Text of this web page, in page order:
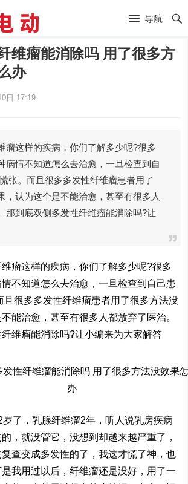
导航
维瘤能消除吗 用了很多方
办
日 17:19
瘤这样的疾病，你们了解多少呢?很多
病情不知道怎么去治愈，一旦检查到自
张。而且很多多发性纤维瘤患者用了
，认为这个是不能治愈，甚至有很多人
那到底双侧多发性纤维瘤能消除吗?让
瘤这样的疾病，你们了解多少呢?很多
不知道怎么去治愈，一旦检查到自己患
且很多多发性纤维瘤患者用了很多方法没
能治愈，甚至有很多人都放弃了医治。
维瘤能消除吗?让小编来为大家解答
，乳腺纤维瘤2年，听人说乳房疾病
，就没管它，没想到却越来越严重了，
查变成多发性的了，我这才慌了神，也
我用过以后，纤维瘤还是没好，用了一